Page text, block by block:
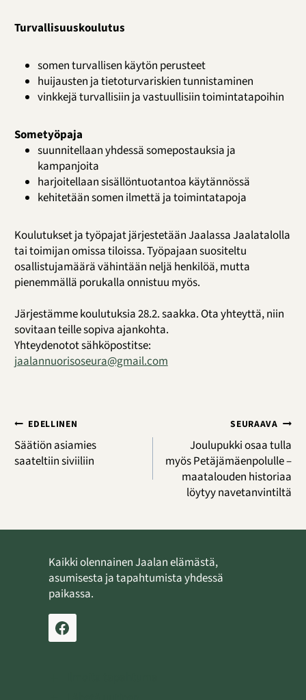
Turvallisuuskoulutus
somen turvallisen käytön perusteet
huijausten ja tietoturvariskien tunnistaminen
vinkkejä turvallisiin ja vastuullisiin toimintatapoihin
Sometyöpaja
suunnitellaan yhdessä somepostauksia ja
kampanjoita
harjoitellaan sisällöntuotantoa käytännössä
kehitetään somen ilmettä ja toimintatapoja
Koulutukset ja työpajat järjestetään Jaalassa Jaalatalolla
tai toimijan omissa tiloissa. Työpajaan suositeltu
osallistujamäärä vähintään neljä henkilöä, mutta
pienemmällä porukalla onnistuu myös.
Järjestämme koulutuksia 28.2. saakka. Ota yhteyttä, niin
sovitaan teille sopiva ajankohta.
Yhteydenotot sähköpostitse:
jaalannuorisoseura@gmail.com
Artikkelien
selaus
EDELLINEN
Säätiön asiamies
saateltiin siviiliin
SEURAAVA
Joulupukki osaa tulla
myös Petäjämäenpolulle –
maatalouden historiaa
löytyy navetanvintiltä
Kaikki olennainen Jaalan elämästä,
asumisesta ja tapahtumista yhdessä
paikassa.